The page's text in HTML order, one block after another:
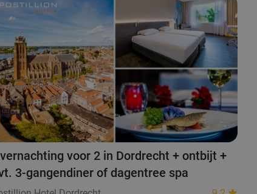
voor 2 in Dordrecht + ontbijt +
3-gangendiner of dagentree spa